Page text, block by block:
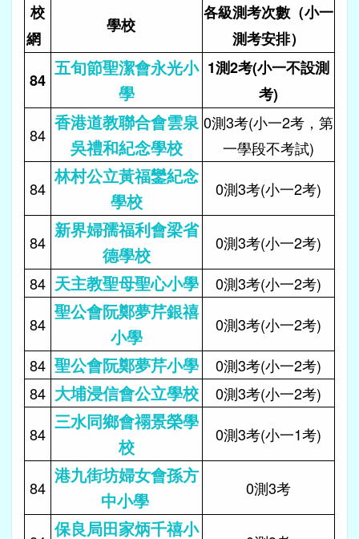
校
網
學校
各級測考次數（小一
測考安排）
84
五旬節聖潔會永光小
學
1測2考(小一不設測
考)
84
香港道教聯合會雲泉
吳禮和紀念學校
0測3考(小一2考，第
一學段不考試)
84
林村公立黃福鑾紀念
學校
0測3考(小一2考)
84
新界婦孺福利會梁省
德學校
0測3考(小一2考)
84 天主教聖母聖心小學
0測3考(小一2考)
84
聖公會阮鄭夢芹銀禧
小學
0測3考(小一2考)
84 聖公會阮鄭夢芹小學
0測3考(小一2考)
84 大埔浸信會公立學校
0測3考(小一2考)
84
三水同鄉會禤景榮學
校
0測3考(小一1考)
84
港九街坊婦女會孫方
中小學
0測3考
保良局田家炳千禧小